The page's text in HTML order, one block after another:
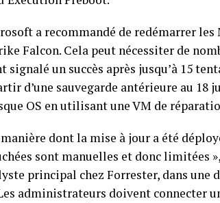
a recommandé de redémarrer
Falcon. Cela peut nécessiter de
un succès après jusqu’à 15
d’une sauvegarde antérieure au 18
OS en utilisant une VM de
dont la mise à jour a été
sont manuelles et donc limitées
principal chez Forrester, dans une
administrateurs doivent connecter